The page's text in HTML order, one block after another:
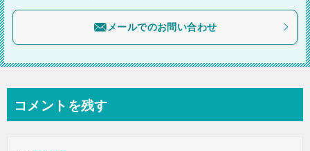
ョ
メールでのお問い合わせ
コメントを残す